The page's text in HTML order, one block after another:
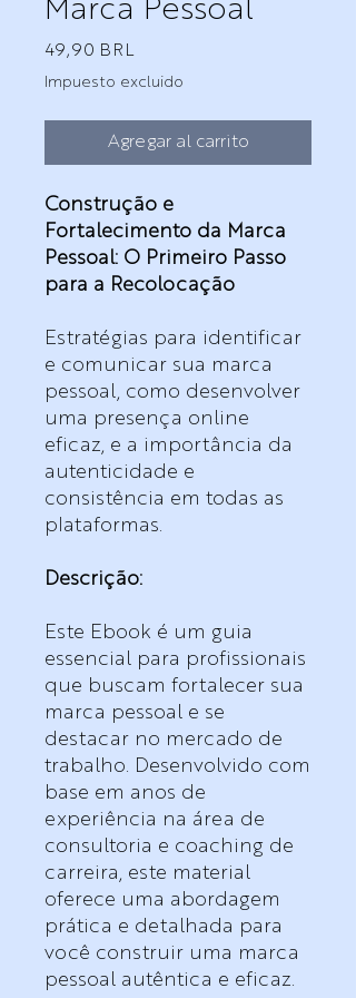
Marca Pessoal
49,90 BRL
Impuesto excluido
Agregar al carrito
Construção e
Fortalecimento da Marca
Pessoal: O Primeiro Passo
para a Recolocação
Estratégias para identificar
e comunicar sua marca
pessoal, como desenvolver
uma presença online
eficaz, e a importância da
autenticidade e
consistência em todas as
plataformas.
Descrição:
Este Ebook é um guia
essencial para profissionais
que buscam fortalecer sua
marca pessoal e se
destacar no mercado de
trabalho. Desenvolvido com
base em anos de
experiência na área de
consultoria e coaching de
carreira, este material
oferece uma abordagem
prática e detalhada para
você construir uma marca
pessoal autêntica e eficaz.